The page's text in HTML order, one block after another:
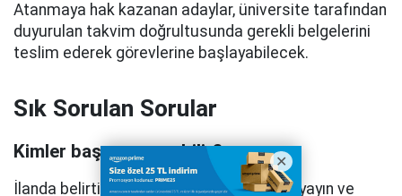
Atanmaya hak kazanan adaylar, üniversite tarafından
duyurulan takvim doğrultusunda gerekli belgelerini
teslim ederek görevlerine başlayabilecek.
Sık Sorulan Sorular
Kimler başvuru yapabilir?
İlanda belirtilen akademik unvan, eğitim, yayın ve